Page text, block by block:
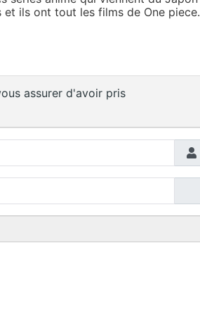
ils ont tout les films de One piece.
assurer d'avoir pris